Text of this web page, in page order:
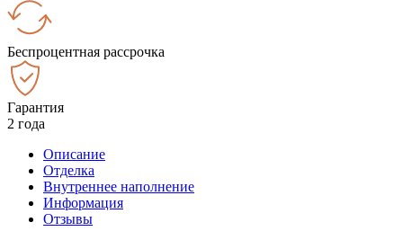
Беспроцентная рассрочка
Гарантия
2 года
Описание
Отделка
Внутреннее наполнение
Информация
Отзывы